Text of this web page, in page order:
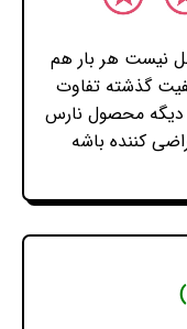
نیست هر بار هم
گذشته تفاوت
دیگه محصول نارس
کننده باشه